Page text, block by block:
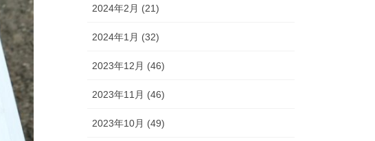
2024年2月 (21)
2024年1月 (32)
2023年12月 (46)
2023年11月 (46)
2023年10月 (49)